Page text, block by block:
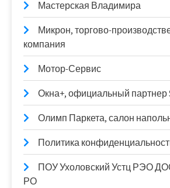
Мастерская Владимира
Микрон, торгово-
компания
Мотор-Сервис
Окна+, официальный партнер
Олимп Паркета, салон
Политика
ПОУ Ухоловский Устц РЭО
РО